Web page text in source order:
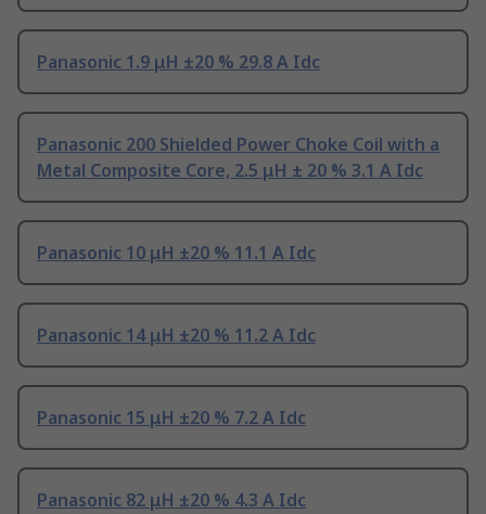
Panasonic 1.9 μH ±20 % 29.8 A Idc
Panasonic 200 Shielded Power Choke Coil with a
Metal Composite Core, 2.5 μH ± 20 % 3.1 A Idc
Panasonic 10 μH ±20 % 11.1 A Idc
Panasonic 14 μH ±20 % 11.2 A Idc
Panasonic 15 μH ±20 % 7.2 A Idc
Panasonic 82 μH ±20 % 4.3 A Idc